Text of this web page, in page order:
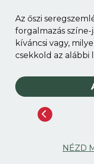
Az őszi
forgalmazás
kíváncsi vagy,
csekkold az alábbi
NÉZD